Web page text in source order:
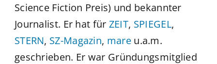
Science Fiction Preis) und bekannter
Journalist. Er hat für ZEIT, SPIEGEL,
STERN, SZ-Magazin, mareu.a.m.
geschrieben. Er war Gründungsmitglied